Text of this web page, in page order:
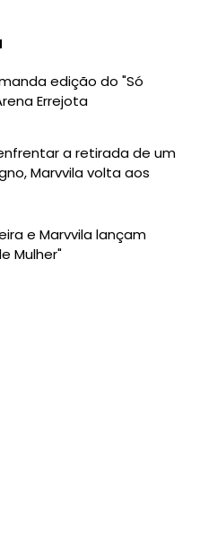
edição do "Só
Errejota
a retirada de um
Marvvila volta aos
e Marvvila lançam
Mulher"